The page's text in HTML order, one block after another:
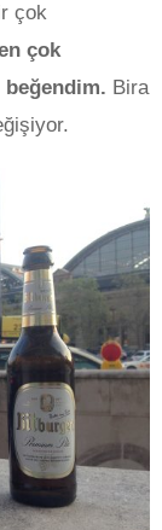
çok
çok
beğendim. Bira